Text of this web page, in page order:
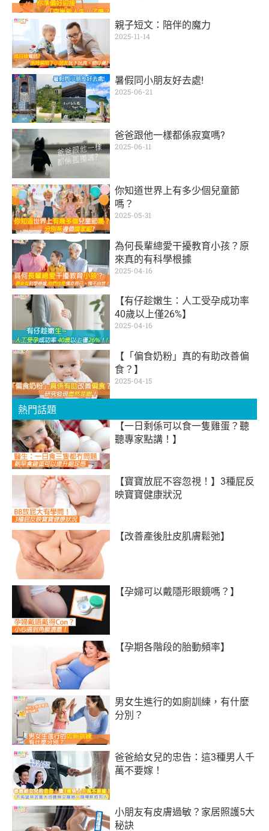
親子短文：陪伴的魔力
2025-11-14
暑假同小朋友好去處!
2025-06-21
爸爸跟他一樣都係寂寞嗎?
2025-06-11
你知道世界上有多少個兒童節
嗎？
2025-05-31
為何長輩總愛干擾教育小孩？原
來真的有科學根據
2025-04-16
【有仔趁嫩生：人工受孕成功率
40歲以上僅26%】
2025-04-16
【「偏食奶粉」真的有助改善偏
食？】
2025-04-15
熱門話題
【一日剩係可以食一隻雞蛋？聽
聽專家點講！】
【寶寶放屁不容忽視！】3種屁反
映寶寶健康狀況
【改善產後肚皮肌膚鬆弛】
【孕婦可以戴隱形眼鏡嗎？】
【孕期各階段的胎動頻率】
男女生進行的如廁訓練，有什麼
分別？
爸爸給女兒的忠告：這3種男人千
萬不要嫁！
小朋友有皮膚過敏？家居照護5大
秘訣